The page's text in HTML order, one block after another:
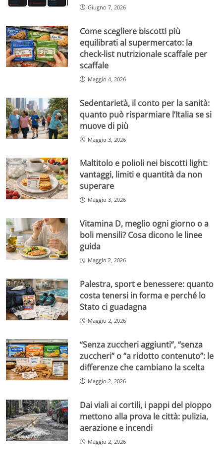
Giugno 7, 2026
Come scegliere biscotti più
equilibrati al supermercato: la
check-list nutrizionale scaffale per
scaffale
Maggio 4, 2026
Sedentarietà, il conto per la sanità:
quanto può risparmiare l’Italia se si
muove di più
Maggio 3, 2026
Maltitolo e polioli nei biscotti light:
vantaggi, limiti e quantità da non
superare
Maggio 3, 2026
Vitamina D, meglio ogni giorno o a
boli mensili? Cosa dicono le linee
guida
Maggio 2, 2026
Palestra, sport e benessere: quanto
costa tenersi in forma e perché lo
Stato ci guadagna
Maggio 2, 2026
“Senza zuccheri aggiunti”, “senza
zuccheri” o “a ridotto contenuto”: le
differenze che cambiano la scelta
Maggio 2, 2026
Dai viali ai cortili, i pappi del pioppo
mettono alla prova le città: pulizia,
aerazione e incendi
Maggio 2, 2026